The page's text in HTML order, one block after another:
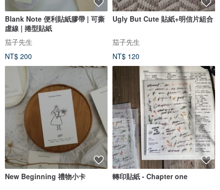
Blank Note 便利貼紙膠帶 | 可撕
虛線 | 捲型貼紙
茄子先生
NT$ 200
Ugly But Cute 貼紙+明信片組合
茄子先生
NT$ 120
New Beginning 禮物小卡 轉印貼紙 - Chapter one